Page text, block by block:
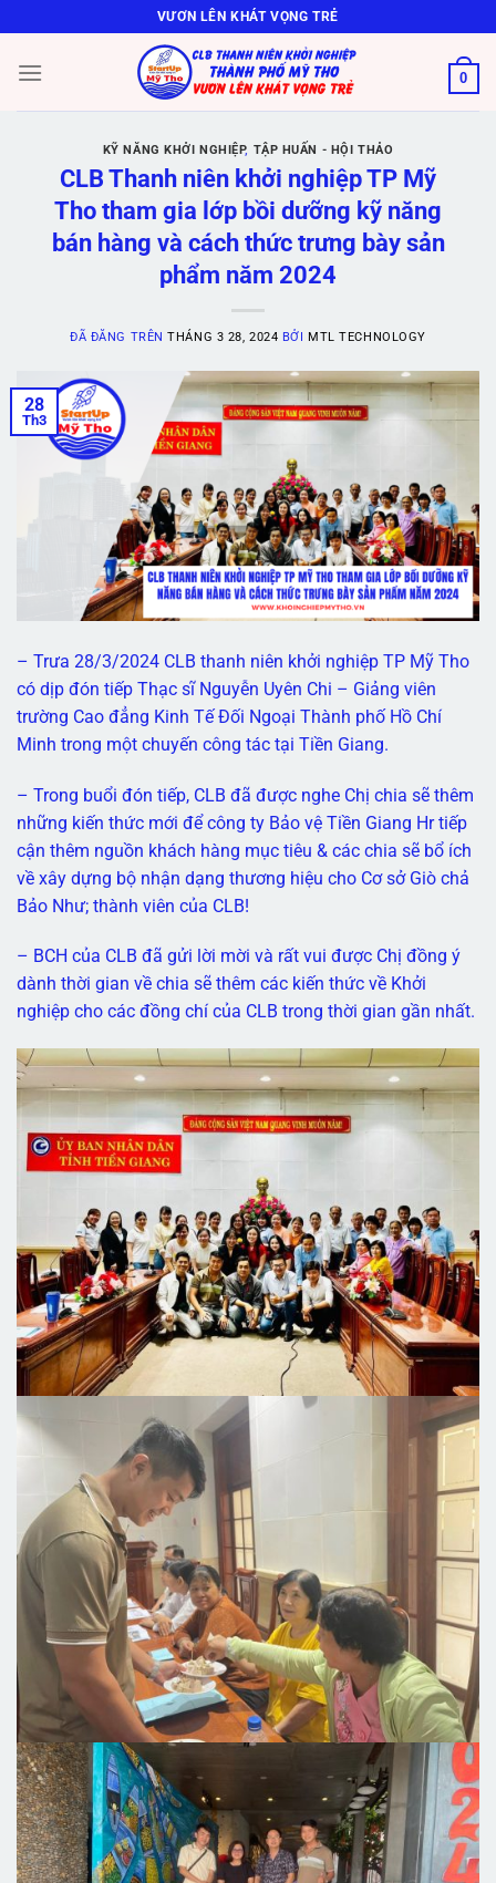
đến
nội
VƯƠN LÊN KHÁT VỌNG TRẺ
0
KỸ NĂNG KHỞI NGHIỆP, TẬP HUẤN - HỘI THẢO
CLB Thanh niên khởi nghiệp TP Mỹ
Tho tham gia lớp bồi dưỡng kỹ năng
bán hàng và cách thức trưng bày sản
phẩm năm 2024
ĐÃ ĐĂNG TRÊNTHÁNG 3 28, 2024 BỞI MTL TECHNOLOGY
28
Th3
– Trưa 28/3/2024 CLB thanh niên khởi nghiệp TP Mỹ Tho
có dịp đón tiếp Thạc sĩ Nguyễn Uyên Chi – Giảng viên
trường Cao đẳng Kinh Tế Đối Ngoại Thành phố Hồ Chí
Minh trong một chuyến công tác tại Tiền Giang.
– Trong buổi đón tiếp, CLB đã được nghe Chị chia sẽ thêm
những kiến thức mới để công ty Bảo vệ Tiền Giang Hr tiếp
cận thêm nguồn khách hàng mục tiêu & các chia sẽ bổ ích
về xây dựng bộ nhận dạng thương hiệu cho Cơ sở Giò chả
Bảo Như; thành viên của CLB!
– BCH của CLB đã gửi lời mời và rất vui được Chị đồng ý
dành thời gian về chia sẽ thêm các kiến thức về Khởi
nghiệp cho các đồng chí của CLB trong thời gian gần nhất.